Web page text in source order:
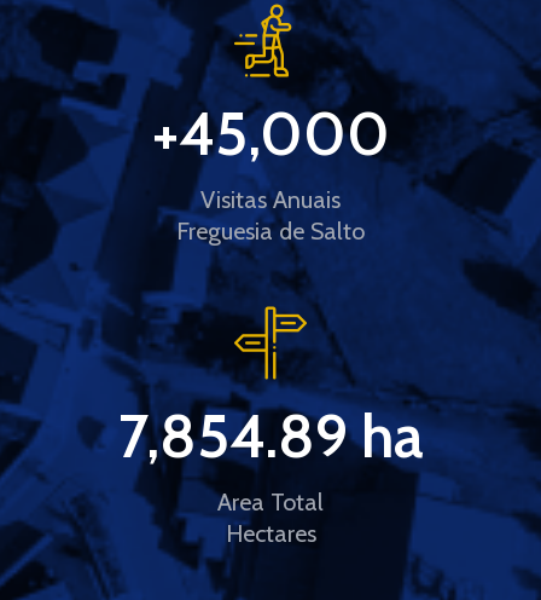
Visitas Anuais
Freguesia de Salto
+45,000
Area Total
Hectares
7,854.89 ha